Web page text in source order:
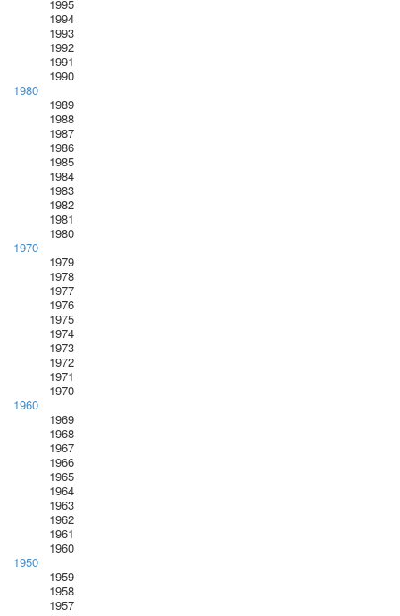
1995
1994
1993
1992
1991
1990
1980
1989
1988
1987
1986
1985
1984
1983
1982
1981
1980
1970
1979
1978
1977
1976
1975
1974
1973
1972
1971
1970
1960
1969
1968
1967
1966
1965
1964
1963
1962
1961
1960
1950
1959
1958
1957